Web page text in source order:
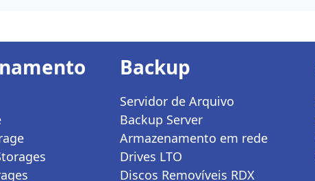
Backup
Servidor de Arquivo
Backup Server
Armazenamento em rede
Drives LTO
Discos Removíveis RDX